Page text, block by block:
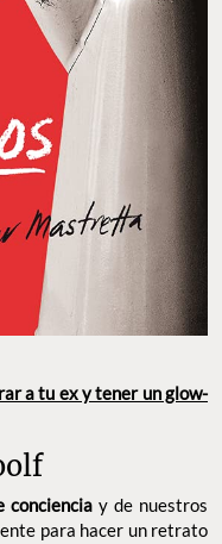
a tu ex y tener un glow-
conciencia y de nuestros
para hacer un retrato